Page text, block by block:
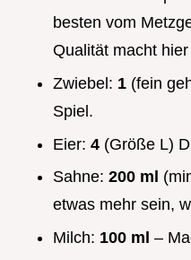
besten vom
Qualität macht
Zwiebel: 1 (fein
Spiel.
Eier: 4 (Größe L)
Sahne: 200 ml
etwas mehr sein,
Milch: 100 ml –